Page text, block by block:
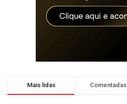
Mais lidas Comentadas